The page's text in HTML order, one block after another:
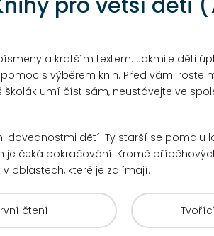
a kratším textem. Jakmile děti
s výběrem knih. Před vámi roste
umí číst sám, neustávejte ve
dovednostmi dětí. Ty starší se pomalu
je čeká pokračování. Kromě
oblastech, které je zajímají.
čtení